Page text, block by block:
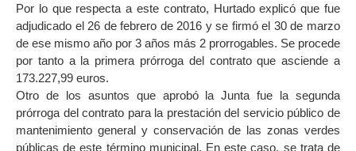
Por lo que respecta a este contrato, Hurtado explicó que fue
adjudicado el 26 de febrero de 2016 y se firmó el 30 de marzo
de ese mismo año por 3 años más 2 prorrogables. Se procede
por tanto a la primera prórroga del contrato que asciende a
173.227,99 euros.
Otro de los asuntos que aprobó la Junta fue la segunda
prórroga del contrato para la prestación del servicio público de
mantenimiento general y conservación de las zonas verdes
públicas de este término municipal. En este caso, se trata de